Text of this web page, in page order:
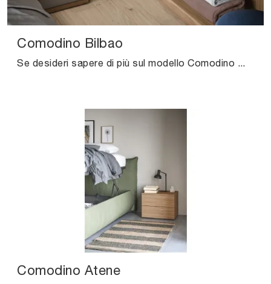
Comodino Bilbao
Comodino Atene